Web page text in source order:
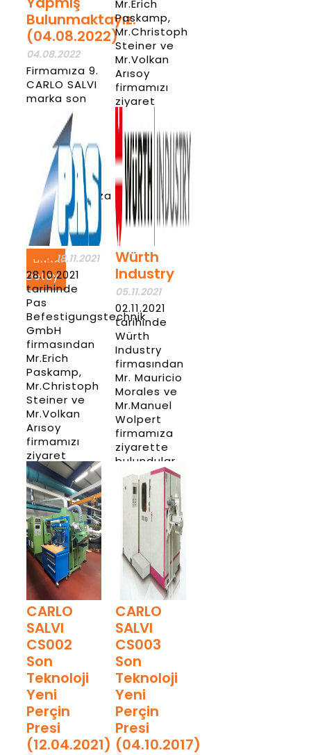
Bulunmaktayız.
(04.08.2022)
04.08.2022
Firmamıza 9.
CARLO SALVI
marka son
teknoloji
CS002 serisi
olan perçin
makinası
alarak
yatırımlarımıza
tüm hızıyla
devam
ediyoruz.
Haber
Detay
Mr.Erich
Paskamp,
Mr.Christoph
Steiner ve
Mr.Volkan
Arısoy
firmamızı
ziyaret
Haber
Detay
PAS18.11.2021
28.10.2021
tarihinde
Pas
Befestigungstechnik
GmbH
firmasından
Mr.Erich
Paskamp,
Mr.Christoph
Steiner ve
Mr.Volkan
Arısoy
firmamızı
ziyaret
etmişlerdir.
Haber
Detay
Würth
Industry
05.11.2021
02.11.2021
tarihinde
Würth
Industry
firmasından
Mr. Mauricio
Morales ve
Mr.Manuel
Wolpert
firmamıza
ziyarette
bulundular
Haber
Detay
CARLO
SALVI
CS002
Son
Teknoloji
Yeni
Perçin
Presi
(12.04.2021)
CARLO
SALVI
CS003
Son
Teknoloji
Yeni
Perçin
Presi
(04.10.2017)